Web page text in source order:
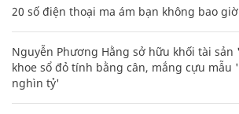
20 số điện thoại ma ám bạn không bao
Nguyễn Phương Hằng sở hữu khối tài
khoe sổ đỏ tính bằng cân, mắng cựu mẫu
nghìn tỷ'